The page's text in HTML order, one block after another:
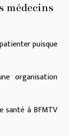
médecins
puisque
organisation
santé à BFMTV